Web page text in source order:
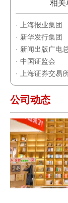
公司动态
相关
· 上海报业集团
· 新华发行集团
· 新闻出版广电
· 中国证监会
· 上海证券交易